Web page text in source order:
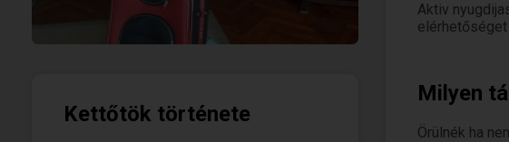
Kettőtök története
Aktiv
elérhetőséget
Milyen
Örülnék ha